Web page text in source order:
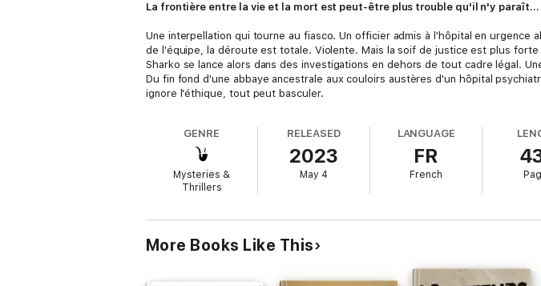
La frontière entre la vie et la mort est peut-être plus trouble qu'il n'y paraît...
Une interpellation qui tourne au fiasco. Un officier admis à l'hôpital en urgence
de l'équipe, la déroute est totale. Violente. Mais la soif de justice est plus
Sharko se lance alors dans des investigations en dehors de tout cadre légal.
Du fin fond d'une abbaye ancestrale aux couloirs austères d'un hôpital
ignore l'éthique, tout peut basculer.
GENRE
Mysteries &
Thrillers
RELEASED
2023
May 4
LANGUAGE
FR
French
More Books Like This